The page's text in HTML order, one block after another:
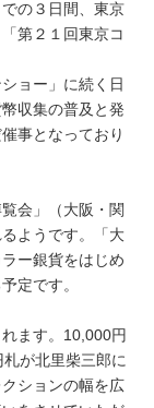
の３日間、東京
第２１回東京コ
ョー」に続く日
収集の普及と発
事となっており
会」（大阪・関
ようです。「大
ー銀貨をはじめ
定です。
ます。10,000円
が北里柴三郎に
ションの幅を広